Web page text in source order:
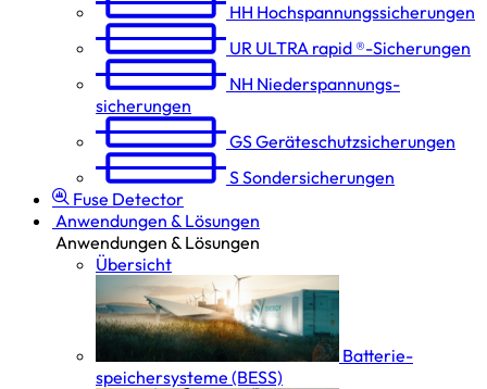
HH Hochspannungs­sicherungen
UR ULTRA rapid ®-Sicherungen
NH Niederspannungs­
sicherungen
GSGeräteschutz­sicherungen
SSondersicherungen
Fuse Detector
Anwendungen & Lösungen
Anwendungen & Lösungen
Übersicht
Batterie­
speicher­systeme (BESS)